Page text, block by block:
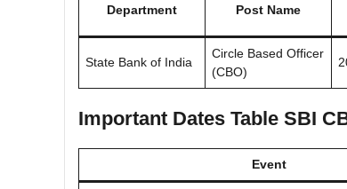
Department Post Name
State Bank of India
Circle Based Officer
(CBO)
Important Dates Table SBI
Event